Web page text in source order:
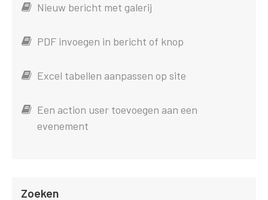
Nieuw bericht met galerij
PDF invoegen in bericht of knop
Excel tabellen aanpassen op site
Een action user toevoegen aan een
evenement
Zoeken